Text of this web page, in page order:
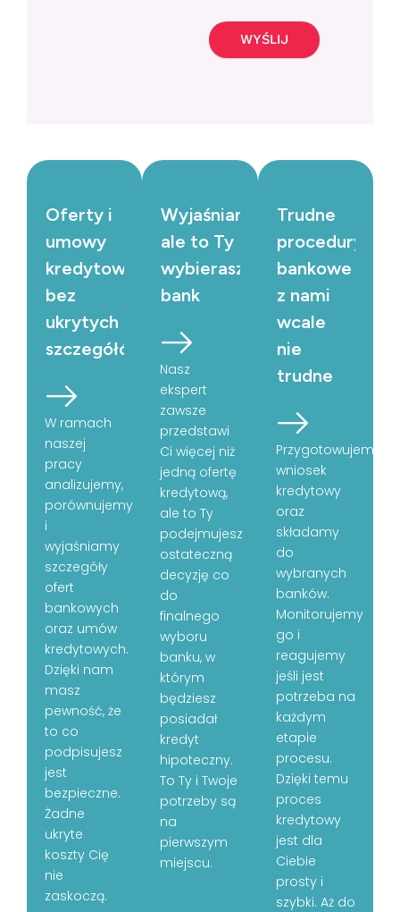
WYŚLIJ
Oferty i
umowy
kredytowe
bez
ukrytych
szczegółów
W ramach
naszej
pracy
analizujemy,
porównujemy
i
wyjaśniamy
szczegóły
ofert
bankowych
oraz umów
kredytowych.
Dzięki nam
masz
pewność, że
to co
podpisujesz
jest
bezpieczne.
Żadne
ukryte
koszty Cię
nie
zaskoczą.
Wyjaśniamy,
ale to Ty
wybierasz
bank
Nasz
ekspert
zawsze
przedstawi
Ci więcej niż
jedną ofertę
kredytową,
ale to Ty
podejmujesz
ostateczną
decyzję co
do
finalnego
wyboru
banku, w
którym
będziesz
posiadał
kredyt
hipoteczny.
To Ty i Twoje
potrzeby są
na
pierwszym
miejscu.
Trudne
procedury
bankowe
z nami
wcale
nie
trudne
Przygotowujemy
wniosek
kredytowy
oraz
składamy
do
wybranych
banków.
Monitorujemy
go i
reagujemy
jeśli jest
potrzeba na
każdym
etapie
procesu.
Dzięki temu
proces
kredytowy
jest dla
Ciebie
prosty i
szybki. Aż do